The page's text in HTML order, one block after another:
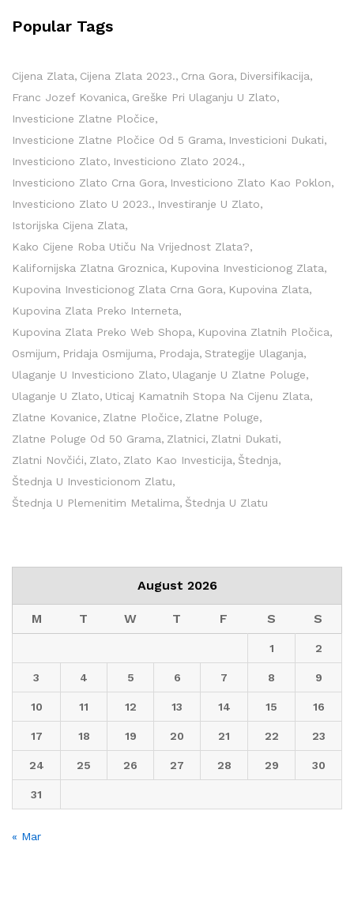
Popular Tags
Cijena Zlata Cijena Zlata 2023. Crna Gora
Diversifikacija
Franc Jozef Kovanica Greške Pri Ulaganju U Zlato
Investicione Zlatne Pločice
Investicione Zlatne Pločice Od 5 Grama
Investicioni Dukati
Investiciono Zlato
Investiciono Zlato 2024.
Investiciono Zlato Crna Gora
Investiciono Zlato Kao Poklon
Investiciono Zlato U 2023.
Investiranje U Zlato
Istorijska Cijena Zlata
Kako Cijene Roba Utiču Na Vrijednost Zlata?
Kalifornijska Zlatna Groznica
Kupovina Investicionog Zlata
Kupovina Investicionog Zlata Crna Gora
Kupovina Zlata
Kupovina Zlata Preko Interneta
Kupovina Zlata Preko Web Shopa
Kupovina Zlatnih Pločica
Osmijum
Pridaja Osmijuma Prodaja Strategije Ulaganja
Ulaganje U Investiciono Zlato Ulaganje U Zlatne Poluge
Ulaganje U Zlato Uticaj Kamatnih Stopa Na Cijenu Zlata
Zlatne Kovanice Zlatne Pločice Zlatne Poluge
Zlatne Poluge Od 50 Grama Zlatnici Zlatni Dukati
Zlatni Novčići Zlato Zlato Kao Investicija Štednja
Štednja U Investicionom Zlatu
Štednja U Plemenitim Metalima Štednja U Zlatu
August 2026
M T W T F S S
1 2
3 4 5 6 7 8 9
10 11 12 13 14 15 16
17 18 19 20 21 22 23
24 25 26 27 28 29 30
31
« Mar